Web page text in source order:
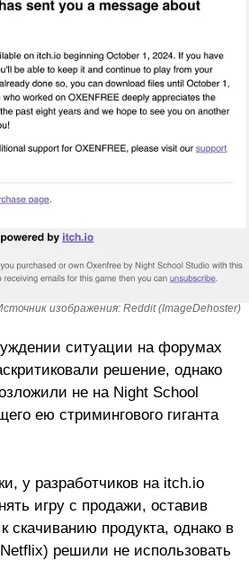
изображения: Reddit (ImageDehoster)
ситуации на форумах
решение, однако
не на Night School
ею стримингового гиганта
у разработчиков на itch.io
игру с продажи, оставив
скачиванию продукта, однако в
решили не использовать